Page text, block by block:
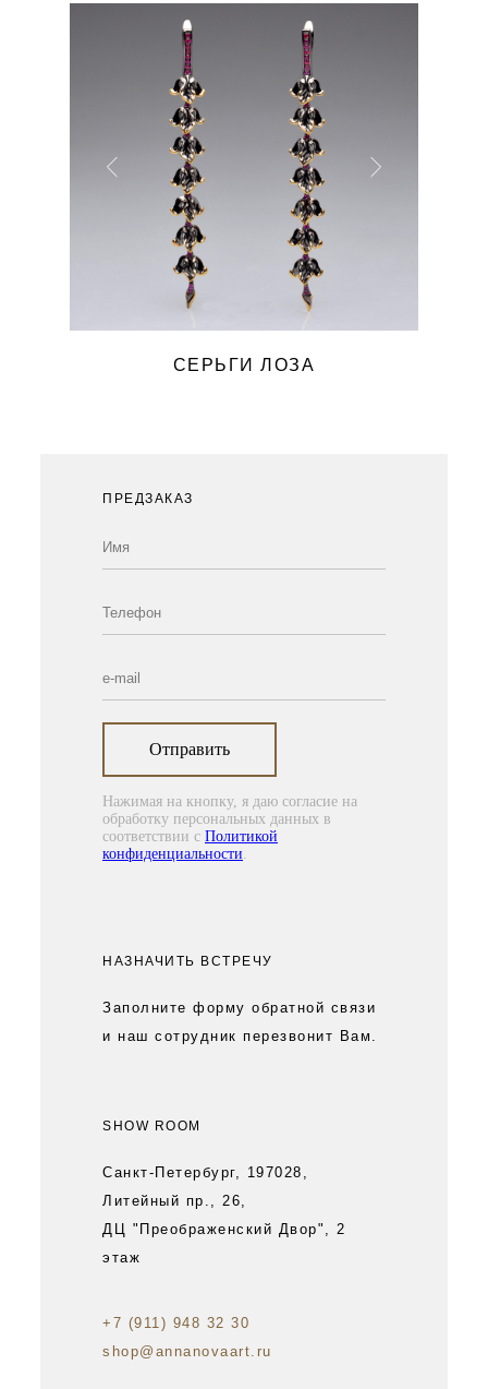
СЕРЬГИ ЛОЗА
Отправить
Нажимая на кнопку, я даю согласие на
обработку персональных данных в
соответствии с Политикой
конфиденциальности.
ПРЕДЗАКАЗ
НАЗНАЧИТЬ ВСТРЕЧУ
Заполните форму обратной связи
и наш сотрудник перезвонит Вам.
Санкт-Петербург, 197028,
Литейный пр., 26,
ДЦ "Преображенский Двор", 2
этаж
+7 (911) 948 32 30
shop@annanovaart.ru
SHOW ROOM